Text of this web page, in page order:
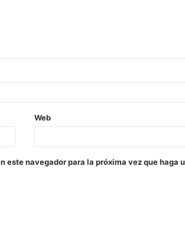
Web
navegador para la próxima vez que haga